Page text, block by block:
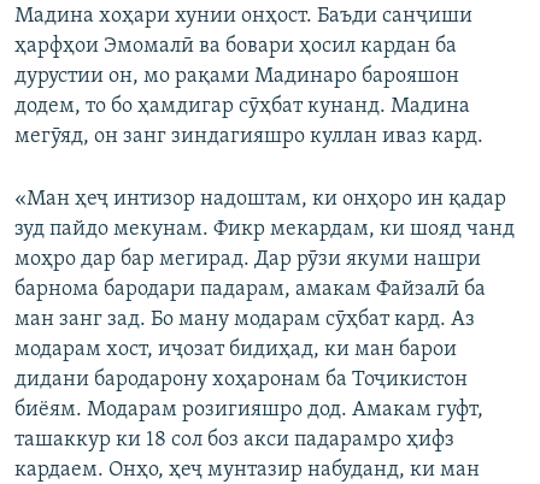
Мадина хоҳари хунии онҳост. Баъди санҷиши
ҳарфҳои Эмомалӣ ва бовари ҳосил кардан ба
дурустии он, мо рақами Мадинаро барояшон
додем, то бо ҳамдигар сӯҳбат кунанд. Мадина
мегӯяд, он занг зиндагияшро куллан иваз кард.
«Ман ҳеҷ интизор надоштам, ки онҳоро ин қадар
зуд пайдо мекунам. Фикр мекардам, ки шояд чанд
моҳро дар бар мегирад. Дар рӯзи якуми нашри
барнома бародари падарам, амакам Файзалӣ ба
ман занг зад. Бо ману модарам сӯҳбат кард. Аз
модарам хост, иҷозат бидиҳад, ки ман барои
дидани бародарону хоҳаронам ба Тоҷикистон
биёям. Модарам розигияшро дод. Амакам гуфт,
ташаккур ки 18 сол боз акси падарамро ҳифз
кардаем. Онҳо, ҳеҷ мунтазир набуданд, ки ман